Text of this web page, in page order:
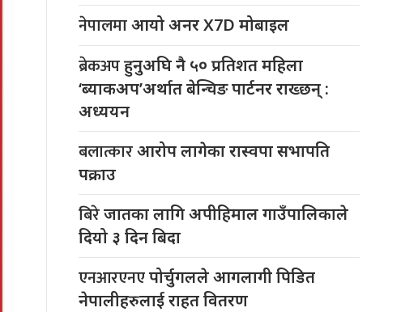
नेपालमाआयो अनर X7D मोबाइल
ब्रेकअपहुनुअघि नै ५० प्रतिशत महिला
‘ब्याकअप’अर्थात बेन्चिङ पार्टनर राख्छन् :
अध्ययन
बलात्कारआरोप लागेका रास्वपा सभापति
पक्राउ
बिरेजातका लागि अपीहिमाल गाउँपालिकाले
दियो ३ दिन बिदा
एनआरएनएपोर्चुगलले आगलागी पिडित
नेपालीहरुलाई राहत वितरण